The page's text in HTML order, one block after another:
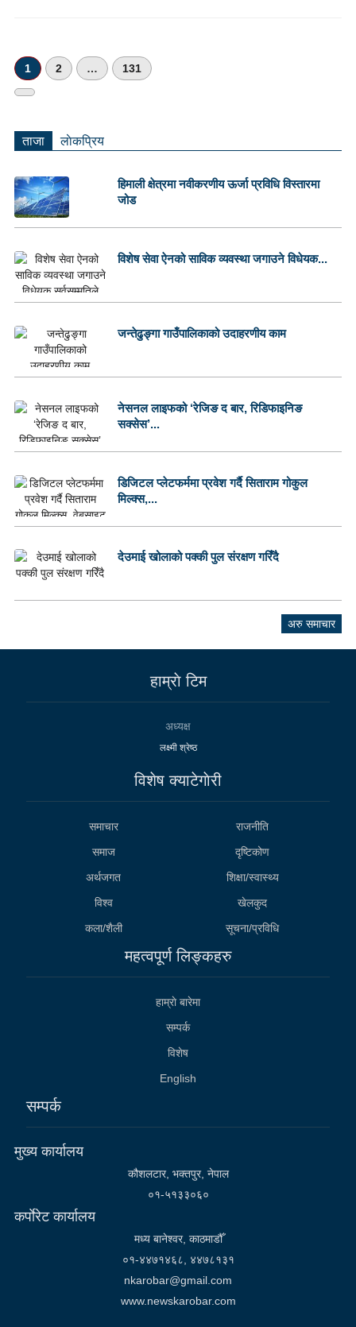
1 2 … 131
अर्को
ताजा लाेकप्रिय
हिमाली क्षेत्रमा नवीकरणीय ऊर्जा प्रविधि विस्तारमा
जोड
विशेष सेवा ऐनको साविक व्यवस्था जगाउने विधेयक...
जन्तेढुङ्गा गाउँपालिकाको उदाहरणीय काम
नेसनल लाइफको ‘रेजिङ द बार, रिडिफाइनिङ
सक्सेस’...
डिजिटल प्लेटफर्ममा प्रवेश गर्दै सिताराम गोकुल
मिल्क्स,...
देउमाई खोलाको पक्की पुल संरक्षण गरिँदै
अरु समाचार
हाम्राे टिम
अध्यक्ष
लक्ष्मी श्रेष्ठ
विशेष क्याटेगाेरी
समाचार
राजनीति
समाज
दृष्टिकोण
अर्थजगत
शिक्षा/स्वास्थ्य
विश्व
खेलकुद
कला/शैली
सूचना/प्रविधि
महत्वपूर्ण लिङ्कहरु
हाम्राे बारेमा
सम्पर्क
विशेष
English
सम्पर्क
मुख्य कार्यालय
कौशलटार, भक्तपुर, नेपाल
०१-५१३३०६०
कर्पाेरेट कार्यालय
मध्य बानेश्वर, काठमाडौँ
०१-४४७१४६८, ४४७८१३१
nkarobar@gmail.com
www.newskarobar.com